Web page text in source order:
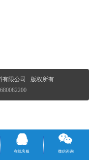
有限公司 版权所有
在线客服 微信咨询